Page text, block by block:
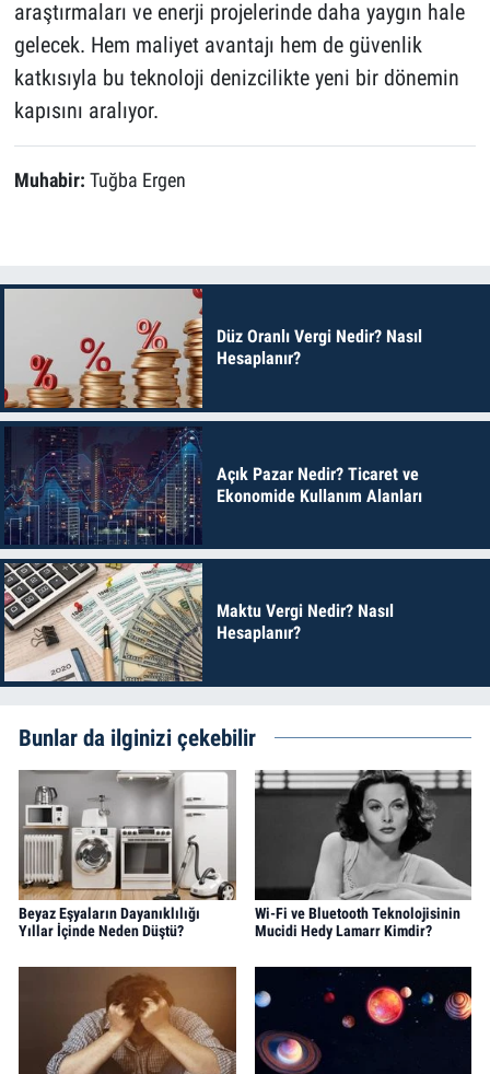
araştırmaları ve enerji projelerinde daha yaygın hale
gelecek. Hem maliyet avantajı hem de güvenlik
katkısıyla bu teknoloji denizcilikte yeni bir dönemin
kapısını aralıyor.
Muhabir: Tuğba Ergen
Düz Oranlı Vergi Nedir? Nasıl
Hesaplanır?
Açık Pazar Nedir? Ticaret ve
Ekonomide Kullanım Alanları
Maktu Vergi Nedir? Nasıl
Hesaplanır?
Bunlar da ilginizi çekebilir
Beyaz Eşyaların Dayanıklılığı
Yıllar İçinde Neden Düştü?
Wi-Fi ve Bluetooth Teknolojisinin
Mucidi Hedy Lamarr Kimdir?